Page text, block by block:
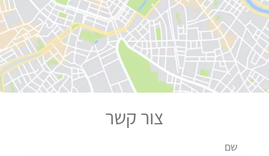
צור קשר